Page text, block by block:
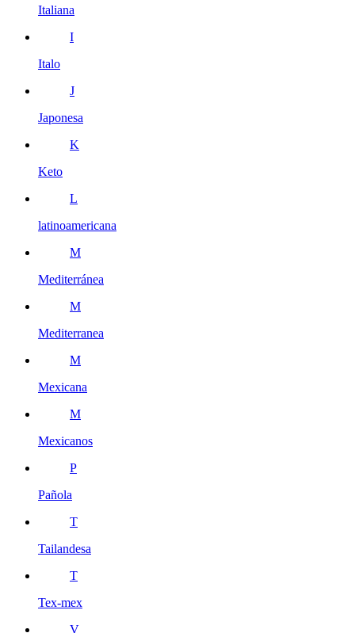
Italiana
I
Italo
J
Japonesa
K
Keto
L
latinoamericana
M
Mediterránea
M
Mediterranea
M
Mexicana
M
Mexicanos
P
Pañola
T
Tailandesa
T
Tex-mex
V